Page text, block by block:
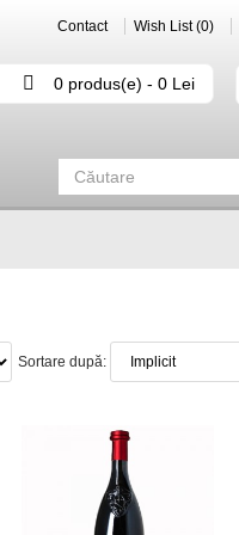
Contact Wish List (0)
0 produs(e) - 0 Lei
Sortare după: